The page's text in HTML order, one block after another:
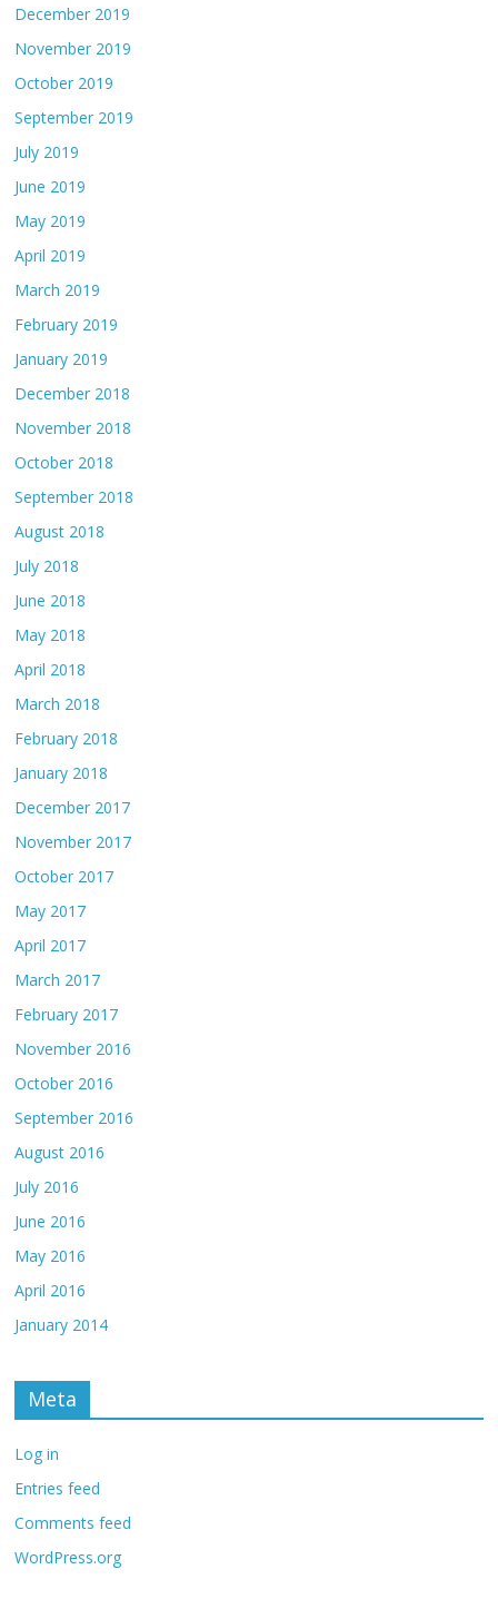
December 2019
November 2019
October 2019
September 2019
July 2019
June 2019
May 2019
April 2019
March 2019
February 2019
January 2019
December 2018
November 2018
October 2018
September 2018
August 2018
July 2018
June 2018
May 2018
April 2018
March 2018
February 2018
January 2018
December 2017
November 2017
October 2017
May 2017
April 2017
March 2017
February 2017
November 2016
October 2016
September 2016
August 2016
July 2016
June 2016
May 2016
April 2016
January 2014
Meta
Log in
Entries feed
Comments feed
WordPress.org